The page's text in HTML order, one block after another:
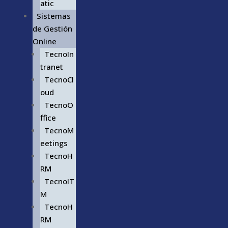
atic
Sistemas
de Gestión
Online
TecnoIn
tranet
TecnoCl
oud
TecnoO
ffice
TecnoM
eetings
TecnoH
RM
TecnoIT
M
TecnoH
RM